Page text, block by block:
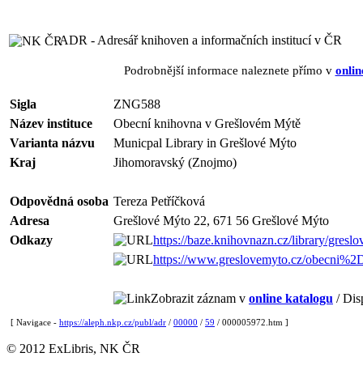
ADR - Adresář knihoven a informačních institucí v ČR
Podrobnější informace naleznete přímo v
Sigla
ZNG588
Název instituce
Obecní knihovna v Grešlovém Mýtě
Varianta názvu
Municpal Library in Grešlové Mýto
Kraj
Jihomoravský (Znojmo)
Odpovědná osoba Tereza Petříčková
Adresa
Grešlové Mýto 22, 671 56 Grešlové Mýto
Odkazy
https://baze.knihovnazn.cz/library/
https://www.greslovemyto.cz/
Zobrazit záznam v online katalogu /
[ Navigace - https://aleph.nkp.cz/publ/adr / 00000 / 59 / 000005972.htm ]
© 2012 ExLibris, NK ČR